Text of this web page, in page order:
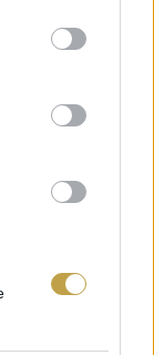
may click to
party tags to
below Google